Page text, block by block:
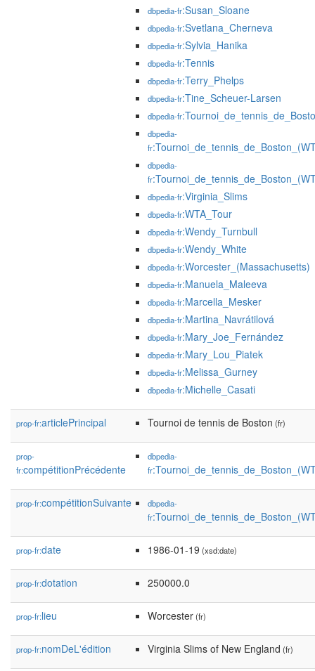
dbpedia-fr:Susan_Sloane
dbpedia-fr:Svetlana_Cherneva
dbpedia-fr:Sylvia_Hanika
dbpedia-fr:Tennis
dbpedia-fr:Terry_Phelps
dbpedia-fr:Tine_Scheuer-Larsen
dbpedia-fr
dbpedia-
fr
dbpedia-
fr
dbpedia-fr:Virginia_Slims
dbpedia-fr:WTA_Tour
dbpedia-fr:Wendy_Turnbull
dbpedia-fr:Wendy_White
dbpedia-fr:Worcester_(Massachusetts)
dbpedia-fr:Manuela_Maleeva
dbpedia-fr:Marcella_Mesker
dbpedia-fr:Martina_Navrátilová
dbpedia-fr:Mary_Joe_Fernández
dbpedia-fr:Mary_Lou_Piatek
dbpedia-fr:Melissa_Gurney
dbpedia-fr:Michelle_Casati
prop-fr:articlePrincipal Tournoi de tennis de Boston (fr)
prop-
fr:compétitionPrécédente
dbpedia-
fr
prop-fr:compétitionSuivante
dbpedia-
fr
prop-fr:date 1986-01-19 (xsd:date)
prop-fr:dotation 250000.0
prop-fr:lieu Worcester(fr)
prop-fr:nomDeL'édition Virginia Slims of New England (fr)